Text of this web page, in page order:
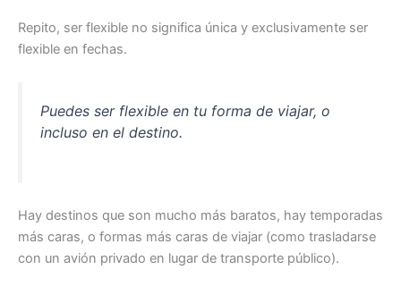
Repito, ser flexible no significa única y exclusivamente ser
flexible en fechas.
Puedes ser flexible en tu forma de viajar, o
incluso en el destino.
Hay destinos que son mucho más baratos, hay temporadas
más caras, o formas más caras de viajar (como trasladarse
con un avión privado en lugar de transporte público).